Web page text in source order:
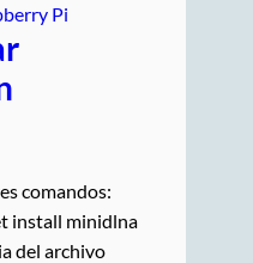
Pi
comandos:
install minidlna
del archivo